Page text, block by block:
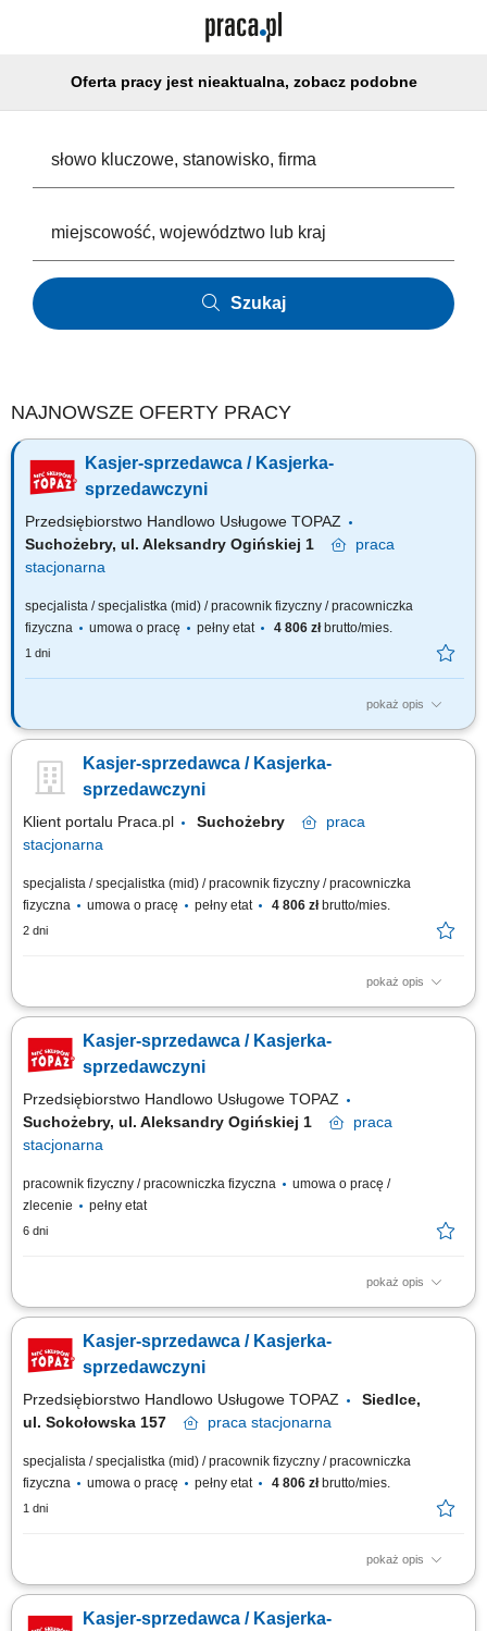
Oferta pracy jest nieaktualna, zobacz podobne
Szukaj
NAJNOWSZE OFERTY PRACY
Kasjer-sprzedawca / Kasjerka-
sprzedawczyni
Przedsiębiorstwo Handlowo Usługowe TOPAZ
Suchożebry, ul. Aleksandry Ogińskiej 1
praca
stacjonarna
specjalista / specjalistka (mid) / pracownik fizyczny / pracowniczka
fizyczna
umowa o pracę pełny etat 4 806 złbrutto/mies.
1 dni
pokaż opis
Twoje główne zadania: zapewnienie profesjonalnej obsługi Klientów
właściwą ekspozycję produktów monitorowanie terminów przydatności
do spożycia
Kasjer-sprzedawca / Kasjerka-
sprzedawczyni
Klient portalu Praca.pl Suchożebry
praca
stacjonarna
specjalista / specjalistka (mid) / pracownik fizyczny / pracowniczka
fizyczna
umowa o pracę pełny etat 4 806 złbrutto/mies.
2 dni
pokaż opis
bieżąca obsługa klientów oraz kasy fiskalnej; realizacja sprzedaży
kontrola dat ważności towarów; praca zmianowa w systemie 2-
zmianowym; utrzymywanie porządku na stanowisku pracy;
Kasjer-sprzedawca / Kasjerka-
sprzedawczyni
Przedsiębiorstwo Handlowo Usługowe TOPAZ
Suchożebry, ul. Aleksandry Ogińskiej 1
praca
stacjonarna
pracownik fizyczny / pracowniczka fizyczna
umowa o pracę /
zlecenie
pełny etat
6 dni
pokaż opis
Twoje zadania: Praca fizyczna w dziale warzyw i owoców. Obsługa kasy
Prawidłowa ekspozycja produktów. Kontrola terminów przydatności do
spożycia.
Kasjer-sprzedawca / Kasjerka-
sprzedawczyni
Przedsiębiorstwo Handlowo Usługowe TOPAZ
Siedlce,
ul. Sokołowska 157
praca stacjonarna
specjalista / specjalistka (mid) / pracownik fizyczny / pracowniczka
fizyczna
umowa o pracę pełny etat 4 806 złbrutto/mies.
1 dni
pokaż opis
Twoje główne zadania: zapewnienie profesjonalnej obsługi Klientów
właściwą ekspozycję produktów monitorowanie terminów przydatności do
Kasjer-sprzedawca / Kasjerka-